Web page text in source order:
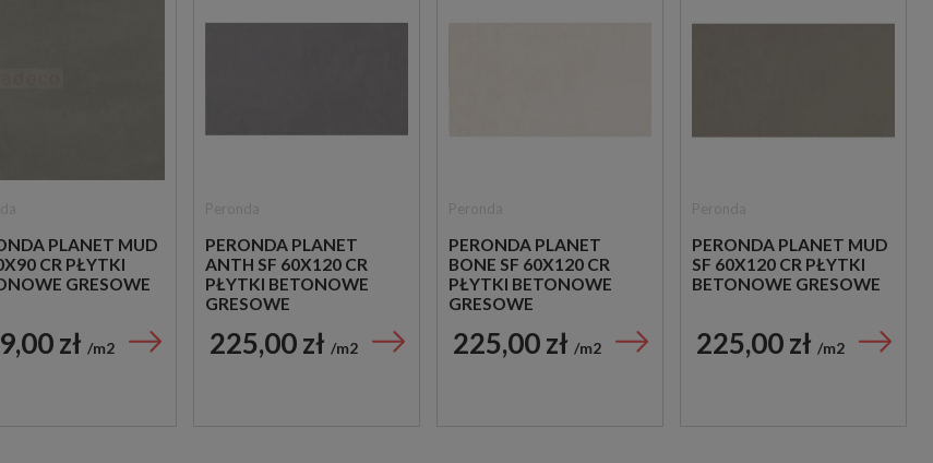
PLANET MUD
CR PŁYTKI
GRESOWE
zł m2
PERONDA PLANET
ANTH SF 60X120 CR
PŁYTKI BETONOWE
GRESOWE
225,00 zł m2
PERONDA PLANET
BONE SF 60X120 CR
PŁYTKI BETONOWE
GRESOWE
225,00 zł m2
PERONDA PLANET MUD
SF 60X120 CR PŁYTKI
BETONOWE GRESOWE
225,00 zł m2